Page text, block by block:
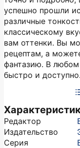
успешно прошли
различные
классическому
вам оттенки. Вы
рецептам, а
фантазию. В любом
быстро и
Редактор
Издательство
Серия